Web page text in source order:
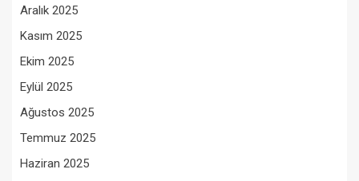
Aralık 2025
Kasım 2025
Ekim 2025
Eylül 2025
Ağustos 2025
Temmuz 2025
Haziran 2025